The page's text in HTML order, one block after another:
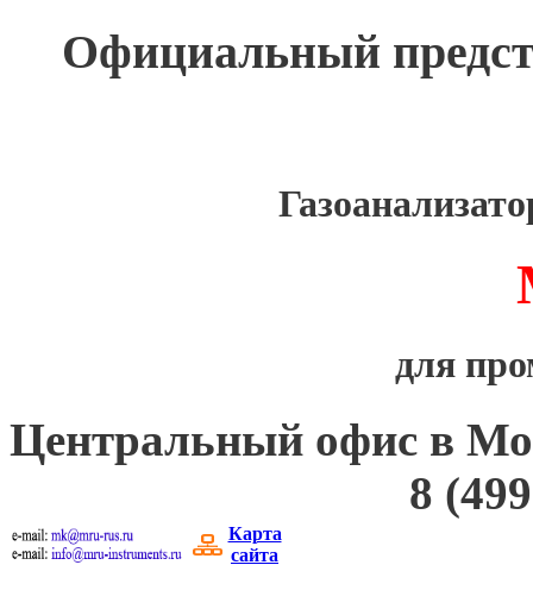
Официальный
для
Центральный офис в
8
Карта
сайта